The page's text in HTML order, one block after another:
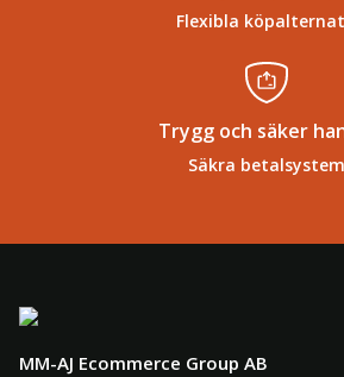
Flexibla
Trygg och säker
Säkra betalsystem
MM-AJ Ecommerce Group AB